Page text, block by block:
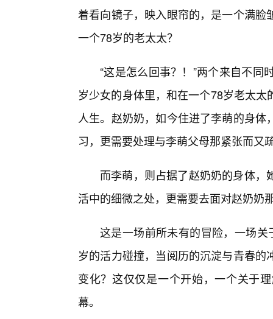
着看向镜子，映入眼帘的，是一个满
一个78岁的老太太？
“这是怎么回事？！”两个来自不
岁少女的身体里，和在一个78岁老太
人生。赵奶奶，如今住进了李萌的身
习，更需要处理与李萌父母那紧张而又
而李萌，则占据了赵奶奶的身体
活中的细微之处，更需要去面对赵奶奶
这是一场前所未有的冒险，一场关
岁的活力碰撞，当阅历的沉淀与青春
变化？这仅仅是一个开始，一个关于
幕。